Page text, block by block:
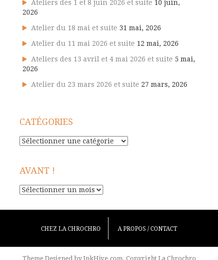
Ateliers des 1 et 8 juin 2026 et suite 10 juin,
2026
Atelier du 18 mai et suite 31 mai, 2026
Atelier du 11 mai 2026 et suite 12 mai, 2026
Ateliers des 13 avril et 4 mai 2026 et suite 5 mai,
2026
Atelier du 23 mars 2026 et suite 27 mars, 2026
CATÉGORIES
Catégories
AVANT !
Avant
CHEZ LA CHROCHRO A PROPOS / CONTACT
Theme Designed byInkHive.com. Copyright La Chrochro